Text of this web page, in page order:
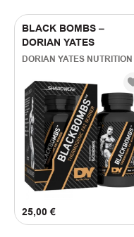
BLACK BOMBS –
DORIAN YATES
DORIAN YATES NUTRITION
25,00 €